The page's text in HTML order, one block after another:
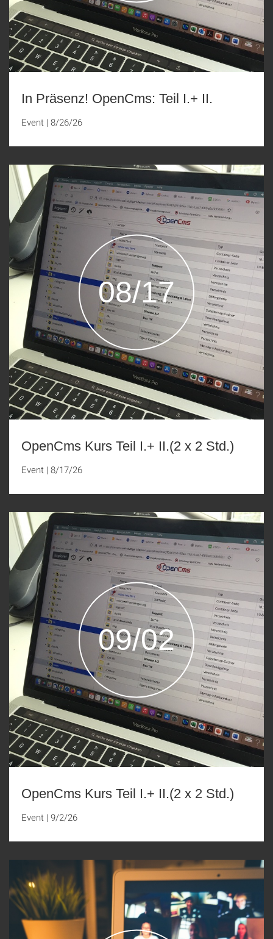
In Präsenz! OpenCms: Teil I.+ II.
Event | 8/26/26
08/17
OpenCms Kurs Teil I.+ II.(2 x 2 Std.)
Event | 8/17/26
09/02
OpenCms Kurs Teil I.+ II.(2 x 2 Std.)
Event | 9/2/26